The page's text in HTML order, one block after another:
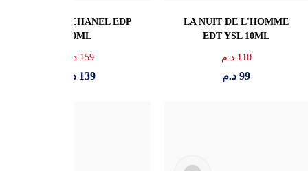
BOSS BOTTLED Parfum
10ML
100د.م
79د.م
LE MALE ELIXIR EDP
10ML
145د.م
125د.م